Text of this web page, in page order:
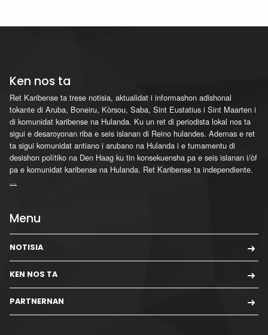
Ken nos ta
Ret Karibense ta trese notisia, aktualidat i informashon adishonal
tokante di Aruba, Boneiru, Kòrsou, Saba, Sint Eustatius i Sint Maarten i
di komunidat karibense na Hulanda. Ku un ret di periodista lokal nos ta
sigui e desaroyonan riba e seis islanan di Reino hulandes. Ademas e ret
ta sigui komunidat antiano i arubano na Hulanda i e tumamentu di
desishon polítiko na Den Haag ku tin konsekuensha pa e seis islanan i/òf
pa e komunidat karibense na Hulanda. Ret Karibense ta independiente.
...
Menu
NOTISIA
KEN NOS TA
PARTNERNAN